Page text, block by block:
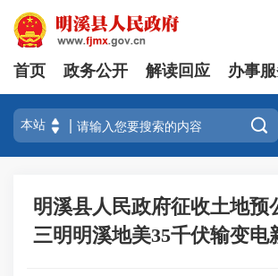
首页 政务公开 解读回应 办事

明溪县人民政府征收土地预
三明明溪地美35千伏输变电